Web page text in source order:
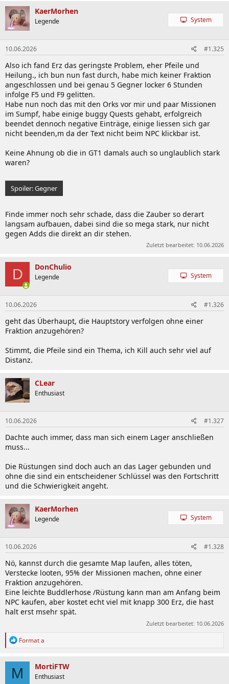
KaerMorhen
Legende System
10.06.2026 #1.325
Also ich fand Erz das geringste Problem, eher Pfeile und
Heilung., ich bun nun fast durch, habe mich keiner Fraktion
angeschlossen und bei genau 5 Gegner locker 6 Stunden
infolge F5 und F9 gelitten.
Habe nun noch das mit den Orks vor mir und paar Missionen
im Sumpf, habe einige buggy Quests gehabt, erfolgreich
beendet dennoch negative Einträge, einige liessen sich gar
nicht beenden,m da der Text nicht beim NPC klickbar ist.
Keine Ahnung ob die in GT1 damals auch so unglaublich stark
waren?
Spoiler:Gegner
Finde immer noch sehr schade, dass die Zauber so derart
langsam aufbauen, dabei sind die so mega stark, nur nicht
gegen Adds die direkt an dir stehen.
Zuletzt bearbeitet: 10.06.2026
D DonChulio
Legende System
10.06.2026 #1.326
geht das Überhaupt, die Hauptstory verfolgen ohne einer
Fraktion anzugehören?
Stimmt, die Pfeile sind ein Thema, ich Kill auch sehr viel auf
Distanz.
CLear
Enthusiast
10.06.2026 #1.327
Dachte auch immer, dass man sich einem Lager anschließen
muss...
Die Rüstungen sind doch auch an das Lager gebunden und
ohne die sind ein entscheidener Schlüssel was den Fortschritt
und die Schwierigkeit angeht.
KaerMorhen
Legende System
10.06.2026 #1.328
Nö, kannst durch die gesamte Map laufen, alles töten,
Verstecke looten, 95% der Missionen machen, ohne einer
Fraktion anzugehören.
Eine leichte Buddlerhose /Rüstung kann man am Anfang beim
NPC kaufen, aber kostet echt viel mit knapp 300 Erz, die hast
halt erst msehr spät.
Zuletzt bearbeitet: 10.06.2026
R
k
t
Format a
M MortiFTW
Enthusiast